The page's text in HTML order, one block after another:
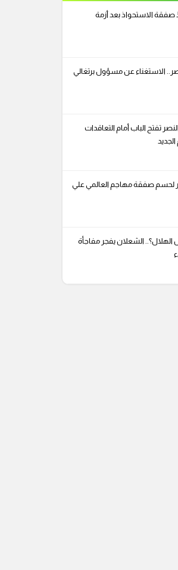
صفقة الاستحواذ بعد أزمة
الاستغناء عن مسؤول برتغالي
تفتح الباب أمام التعاقدات
لحسم صفقة مهاجم العالمي علي
الهلال؟.. الشعلان يفجر مفاجأة